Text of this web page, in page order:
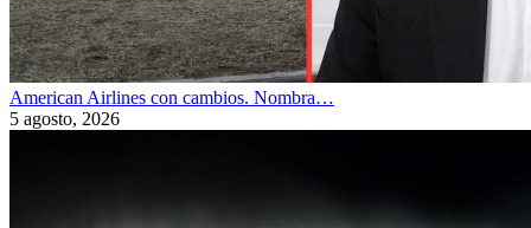
American Airlines con cambios. Nombra…
5 agosto, 2026